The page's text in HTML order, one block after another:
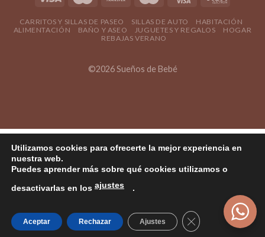
CARRITOS Y SILLAS DE PASEO SILLAS DE AUTO
HABITACIÓN
ALIMENTACIÓN
BAÑO Y ASEO JUGUETES Y REGALOS
HOGAR
REBAJAS VERANO
©2026 Sueños de Bebé
Utilizamos cookies para ofrecerte la mejor experiencia en
nuestra web.
Puedes aprender más sobre qué cookies utilizamos o
desactivarlas en los ajustes .
Aceptar Rechazar Ajustes Cerrar el banner